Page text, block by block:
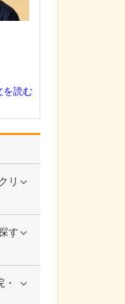
リ
す
を読む